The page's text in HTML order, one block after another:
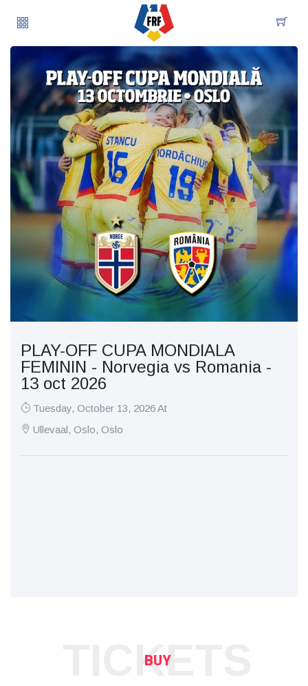
PLAY-OFF CUPA MONDIALA
FEMININ - Norvegia vs Romania -
13 oct 2026
Tuesday, October 13, 2026 At
Ullevaal, Oslo, Oslo
BUY
TICKETS